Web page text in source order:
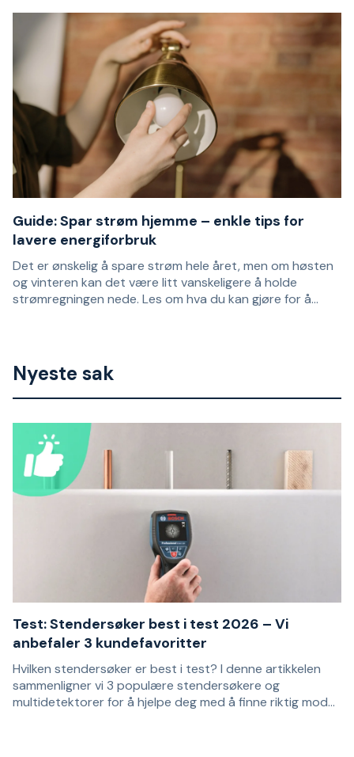
så snart det går hull i lommen.
det går hull i. Det skyldes at man bruker skarpe tenger,
skrutrekkere og lignende, sier Robin Sokoloff, salgssjef i
Helly Hansen Workwear Sverige.
Bakgrunnen for HH Connect er ønsket om å lage
slitesterke arbeidsklær som varer lenger, men under
utviklingen av produktserien benyttet Helly Hansen
Workwear også anledningen til å forbedre og
spesialisere selve hengelommene.
– Det som hovedsakelig skiller dette fra en vanlig
håndverkerbukse, er at du kjøper buksen uten
hengelommer og deretter velger dine egne lommer,
tilpasset arbeidet ditt.
Guide: Spar strøm hjemme – enkle tips for
lavere energiforbruk
Det er ønskelig å spare strøm hele året, men om høsten
og vinteren kan det være litt vanskeligere å holde
strømregningen nede. Les om hva du kan gjøre for å
Nyeste sak
Test: Stendersøker best i test 2026 – Vi
anbefaler 3 kundefavoritter
Hvilken stendersøker er best i test? I denne artikkelen
sammenligner vi 3 populære stendersøkere og
multidetektorer for å hjelpe deg med å finne riktig modell